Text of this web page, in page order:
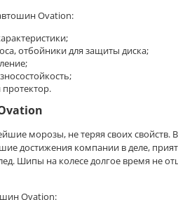
Ovation:
отбойники для защиты диска;
морозы, не теряя своих
достижения компании в деле,
Шипы на колесе долгое время не
Ovation: